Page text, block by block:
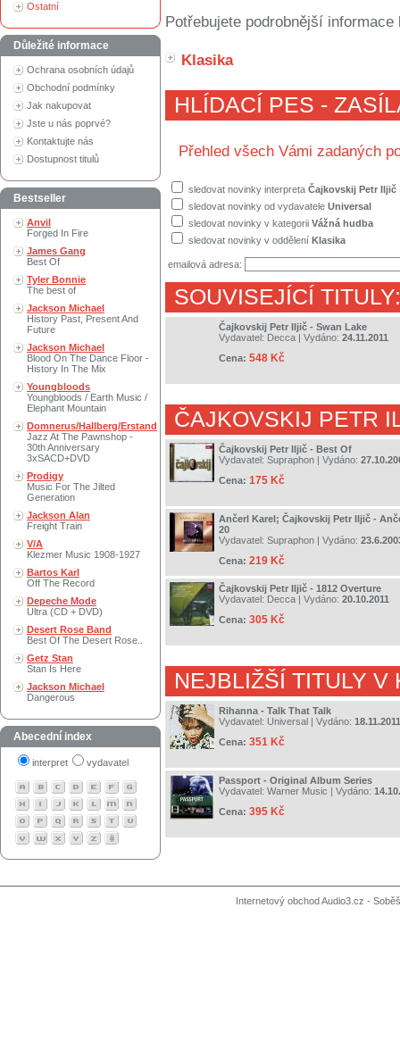
Ostatní
Důležité informace
Ochrana osobních údajů
Obchodní podmínky
Jak nakupovat
Jste u nás poprvé?
Kontaktujte nás
Dostupnost titulů
Bestseller
Anvil
Forged In Fire
James Gang
Best Of
Tyler Bonnie
The best of
Jackson Michael
History Past, Present And
Future
Jackson Michael
Blood On The Dance Floor -
History In The Mix
Youngbloods
Youngbloods / Earth Music /
Elephant Mountain
Domnerus/Hallberg/Erstand
Jazz At The Pawnshop -
30th Anniversary
3xSACD+DVD
Prodigy
Music For The Jilted
Generation
Jackson Alan
Freight Train
V/A
Klezmer Music 1908-1927
Bartos Karl
Off The Record
Depeche Mode
Ultra (CD + DVD)
Desert Rose Band
Best Of The Desert Rose..
Getz Stan
Stan Is Here
Jackson Michael
Dangerous
Abecední index
interpret vydavatel
Potřebujete podrobnější
Klasika
HLÍDACÍ PES -
Přehled všech Vámi zadaných
sledovat novinky interpreta Čajkovskij Petr Iljič
sledovat novinky od vydavatele Universal
sledovat novinky v kategorii Vážná hudba
sledovat novinky v oddělení Klasika
emailová adresa:
SOUVISEJÍCÍ TITULY:
Čajkovskij Petr Iljič - Swan Lake
Vydavatel: Decca | Vydáno: 24.11.2011
Cena: 548 Kč
ČAJKOVSKIJ PETR
Čajkovskij Petr Iljič - Best Of
Vydavatel: Supraphon | Vydáno:
Cena: 175 Kč
Ančerl Karel; Čajkovskij Petr Iljič -
20
Vydavatel: Supraphon | Vydáno:
Cena: 219 Kč
Čajkovskij Petr Iljič - 1812 Overture
Vydavatel: Decca | Vydáno: 20.10.2011
Cena: 305 Kč
NEJBLIŽŠÍ TITULY V
Rihanna - Talk That Talk
Vydavatel: Universal | Vydáno: 18.11.2011
Cena: 351 Kč
Passport - Original Album Series
Vydavatel: Warner Music | Vydáno:
Cena: 395 Kč
Internetový obchod Audio3.cz -